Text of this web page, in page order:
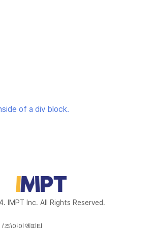
of a div block.
IMPT Inc. All Rights Reserved.